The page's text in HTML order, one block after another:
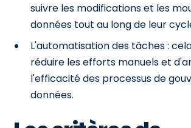
suivre les modifications et les
données tout au long de leur
L'automatisation des tâches :
réduire les efforts manuels et
l'efficacité des processus de
données.